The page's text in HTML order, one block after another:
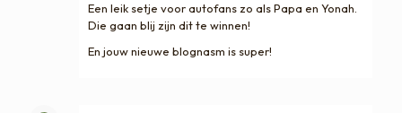
Een leik setje voor autofans zo als Papa en Yonah.
Die gaan blij zijn dit te winnen!
En jouw nieuwe blognasm is super!